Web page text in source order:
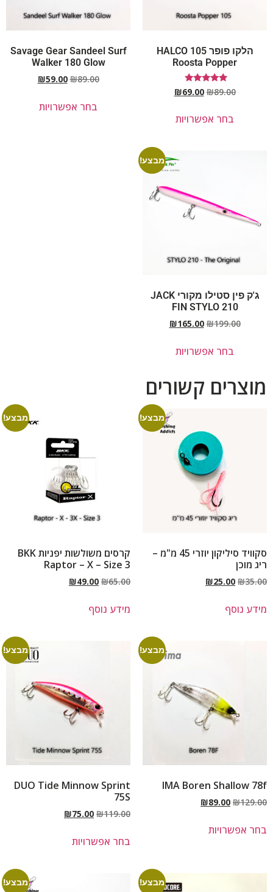
הלקו פופר 105 HALCO
Roosta Popper
דורג
5.00
₪89.00
₪69.00
בחר אפשרויות
Savage Gear Sandeel Surf
Walker 180 Glow
₪89.00
₪59.00
בחר אפשרויות
מבצע!
ג'ק פין סטילו מקורי JACK
FIN STYLO 210
₪199.00
₪165.00
בחר אפשרויות
מוצרים קשורים
מבצע!
סקוויד סיליקון יוזרי 45 מ"מ –
ריג מוכן
₪35.00
₪25.00
מידע נוסף
מבצע!
קרסים משולשות יפניות BKK
Raptor – X – Size 3
₪65.00
₪49.00
מידע נוסף
מבצע!
IMA Boren Shallow 78f
₪129.00
₪89.00
בחר אפשרויות
מבצע!
DUO Tide Minnow Sprint
75S
₪119.00
₪75.00
בחר אפשרויות
מבצע! מבצע!